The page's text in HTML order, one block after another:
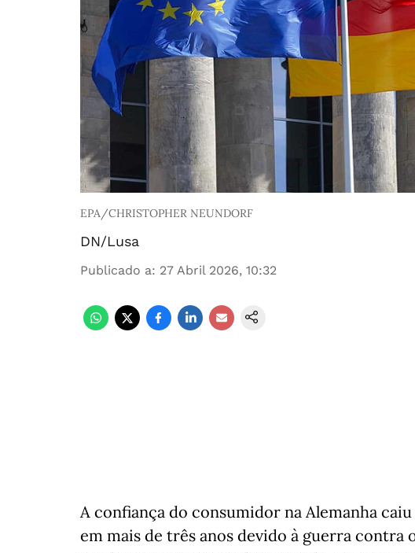
EPA/CHRISTOPHER NEUNDORF
DN/Lusa
Publicado a: 27 Abril 2026, 10:32
A confiança do consumidor na Alemanha
em mais de três anos devido à guerra contra